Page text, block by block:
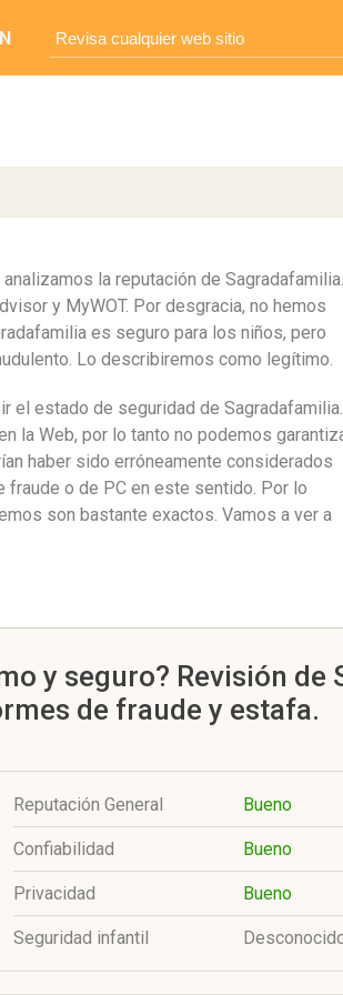
la reputación de
y MyWOT. Por desgracia, no hemos
es seguro para los niños, pero
Lo describiremos como legítimo.
el estado de seguridad de
la Web, por lo tanto no podemos
haber sido erróneamente considerados
fraude o de PC en este sentido. Por lo
son bastante exactos. Vamos a ver a
y seguro? Revisión de
de fraude y estafa.
Reputación General Bueno
Confiabilidad Bueno
Privacidad Bueno
Seguridad infantil